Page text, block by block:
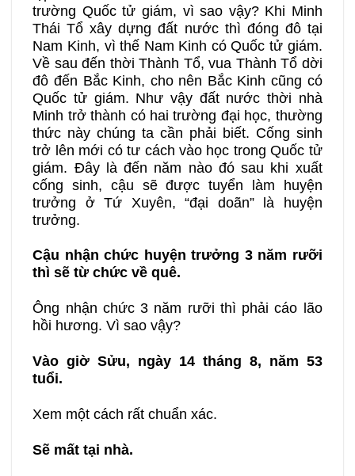
trường Quốc tử giám, vì sao vậy? Khi Minh
Thái Tổ xây dựng đất nước thì đóng đô tại
Nam Kinh, vì thế Nam Kinh có Quốc tử giám.
Về sau đến thời Thành Tổ, vua Thành Tổ dời
đô đến Bắc Kinh, cho nên Bắc Kinh cũng có
Quốc tử giám. Như vậy đất nước thời nhà
Minh trở thành có hai trường đại học, thường
thức này chúng ta cần phải biết. Cống sinh
trở lên mới có tư cách vào học trong Quốc tử
giám. Đây là đến năm nào đó sau khi xuất
cống sinh, cậu sẽ được tuyển làm huyện
trưởng ở Tứ Xuyên, “đại doãn” là huyện
trưởng.
Cậu nhận chức huyện trưởng 3 năm rưỡi
thì sẽ từ chức về quê.
Ông nhận chức 3 năm rưỡi thì phải cáo lão
hồi hương. Vì sao vậy?
Vào giờ Sửu, ngày 14 tháng 8, năm 53
tuổi.
Xem một cách rất chuẩn xác.
Sẽ mất tại nhà.